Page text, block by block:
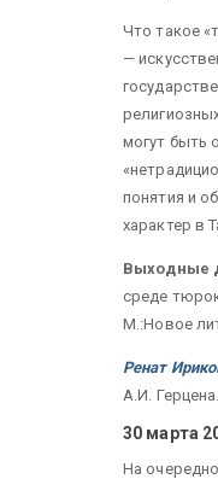
Что такое
—
могут быть
понятия и
характер в
Выходные
среде
М.:Новое
Ренат
А.И. Герцена.
30 марта
На